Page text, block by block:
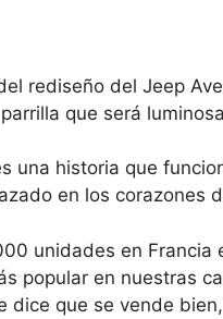
rediseño del Jeep
que será
una historia que
en los corazones
unidades en Francia
popular en nuestras
dice que se vende